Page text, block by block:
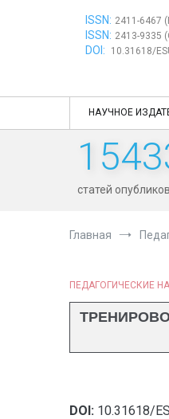
ISSN: 2411-6467
ISSN: 2413-9335
DOI: 10.31618/
НАУЧНОЕ
статей
Главная
ПЕДАГОГИЧЕСКИЕ
DOI: 10.31618/